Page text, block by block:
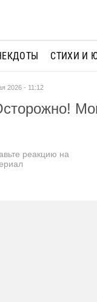
СТИХИ И
2026 - 11:12
реакцию на